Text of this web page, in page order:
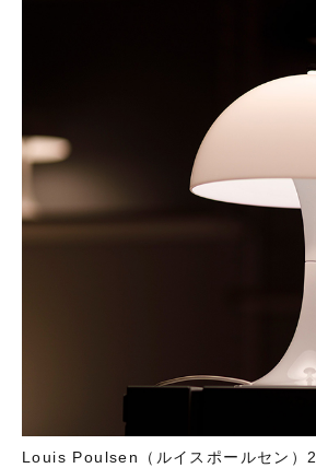
Louis Poulsen（ルイスポールセン）